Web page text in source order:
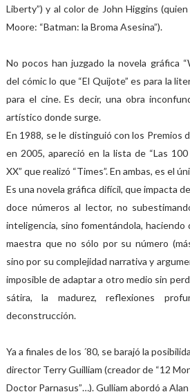
Liberty”) y al color de John Higgins
Moore: “Batman: la Broma Asesina”).
No pocos han juzgado la novela gráfica
del cómic lo que “El Quijote” es para la
para el cine. Es decir, una obra
artístico donde surge.
En 1988, se le distinguió con los Premios
en 2005, apareció en la lista de “Las
XX” que realizó “Times”. En ambas, es el
Es una novela gráfica difícil, que impacta
doce números al lector, no
inteligencia, sino fomentándola,
maestra que no sólo por su número
sino por su complejidad narrativa y
imposible de adaptar a otro medio sin
sátira, la madurez, reflexiones
deconstrucción.
Ya a finales de los ´80, se barajó la
director Terry Guilliam (creador de “12
Doctor Parnasus”…). Gulliam abordó a